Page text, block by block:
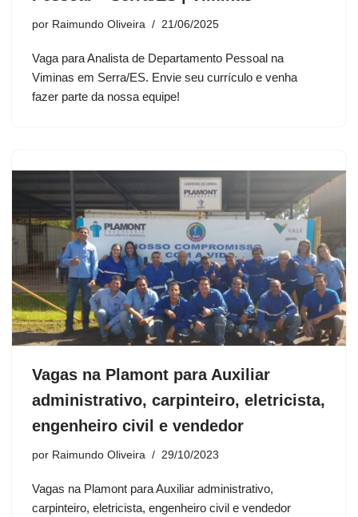
por Raimundo Oliveira 21/06/2025
Vaga para Analista de Departamento Pessoal na
Viminas em Serra/ES. Envie seu currículo e venha
fazer parte da nossa equipe!
Vagas na Plamont para Auxiliar
administrativo, carpinteiro, eletricista,
engenheiro civil e vendedor
por Raimundo Oliveira 29/10/2023
Vagas na Plamont para Auxiliar administrativo,
carpinteiro, eletricista, engenheiro civil e vendedor